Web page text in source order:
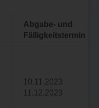
Abgabe- und
Fälligkeitstermin
10.11.2023
11.12.2023